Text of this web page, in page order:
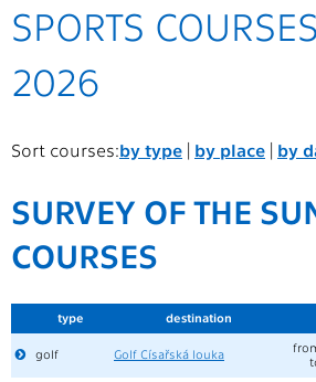
SPORTS
2026
Sort courses:by type | by place | by
SURVEY OF THE
COURSES
type destination
golf Golf Císařská louka